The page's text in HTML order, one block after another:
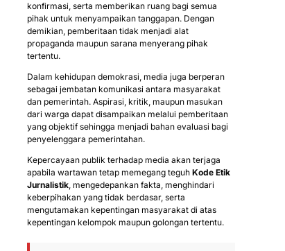
konfirmasi, serta memberikan ruang bagi semua
pihak untuk menyampaikan tanggapan. Dengan
demikian, pemberitaan tidak menjadi alat
propaganda maupun sarana menyerang pihak
tertentu.
Dalam kehidupan demokrasi, media juga berperan
sebagai jembatan komunikasi antara masyarakat
dan pemerintah. Aspirasi, kritik, maupun masukan
dari warga dapat disampaikan melalui pemberitaan
yang objektif sehingga menjadi bahan evaluasi bagi
penyelenggara pemerintahan.
Kepercayaan publik terhadap media akan terjaga
apabila wartawan tetap memegang teguh Kode Etik
Jurnalistik, mengedepankan fakta, menghindari
keberpihakan yang tidak berdasar, serta
mengutamakan kepentingan masyarakat di atas
kepentingan kelompok maupun golongan tertentu.